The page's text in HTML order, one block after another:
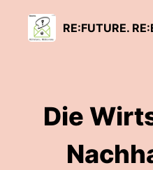
RE:FUTURE.
Die